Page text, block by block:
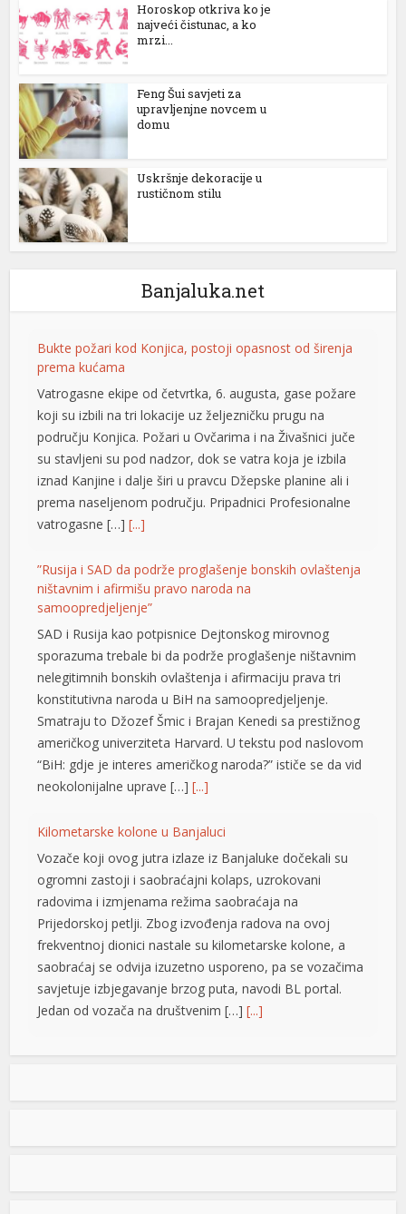
Horoskop otkriva ko je
najveći čistunac, a ko
mrzi...
Feng Šui savjeti za
upravljenjne novcem u
domu
Uskršnje dekoracije u
rustičnom stilu
Banjaluka.net
Bukte požari kod Konjica, postoji opasnost od širenja
prema kućama
Vatrogasne ekipe od četvrtka, 6. augusta, gase požare
koji su izbili na tri lokacije uz željezničku prugu na
području Konjica. Požari u Ovčarima i na Živašnici juče
su stavljeni su pod nadzor, dok se vatra koja je izbila
iznad Kanjine i dalje širi u pravcu Džepske planine ali i
prema naseljenom području. Pripadnici Profesionalne
vatrogasne […][...]
”Rusija i SAD da podrže proglašenje bonskih ovlaštenja
ništavnim i afirmišu pravo naroda na
samoopredjeljenje”
SAD i Rusija kao potpisnice Dejtonskog mirovnog
sporazuma trebale bi da podrže proglašenje ništavnim
nelegitimnih bonskih ovlaštenja i afirmaciju prava tri
konstitutivna naroda u BiH na samoopredjeljenje.
Smatraju to Džozef Šmic i Brajan Kenedi sa prestižnog
američkog univerziteta Harvard. U tekstu pod naslovom
“BiH: gdje je interes američkog naroda?” ističe se da vid
neokolonijalne uprave […][...]
Kilometarske kolone u Banjaluci
Vozače koji ovog jutra izlaze iz Banjaluke dočekali su
ogromni zastoji i saobraćajni kolaps, uzrokovani
radovima i izmjenama režima saobraćaja na
Prijedorskoj petlji. Zbog izvođenja radova na ovoj
frekventnoj dionici nastale su kilometarske kolone, a
saobraćaj se odvija izuzetno usporeno, pa se vozačima
savjetuje izbjegavanje brzog puta, navodi BL portal.
Jedan od vozača na društvenim […][...]
Pripremite kišobrane: Nakon vrelog dana stižu pljuskovi i
Stanovnike Republike Srpske i Bosne i Hercegovine
u poslijepodnevnim i večernjim časovima u pojedinim
preovladavaće pretežno sunčano vrijeme, dok se sa